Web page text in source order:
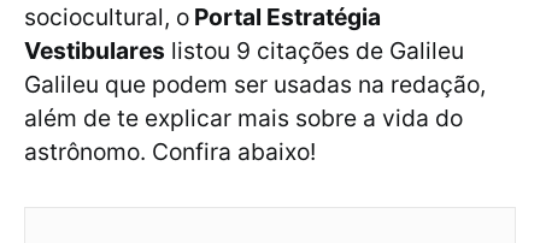
sociocultural, o Portal Estratégia
Vestibulares listou 9 citações de Galileu
Galileu que podem ser usadas na redação,
além de te explicar mais sobre a vida do
astrônomo. Confira abaixo!